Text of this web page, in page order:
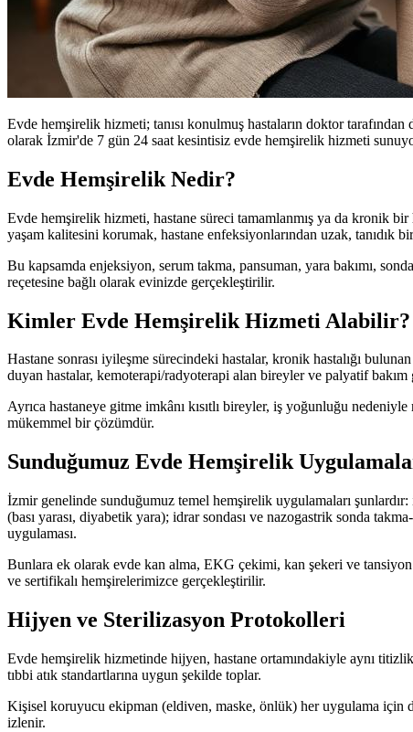
Evde hemşirelik hizmeti; tanısı konulmuş hastaların doktor
olarak İzmir'de 7 gün 24 saat kesintisiz evde hemşirelik hizmeti
Evde Hemşirelik Nedir?
Evde hemşirelik hizmeti, hastane süreci tamamlanmış ya da kronik bir
yaşam kalitesini korumak, hastane enfeksiyonlarından uzak, tanıdık
Bu kapsamda enjeksiyon, serum takma, pansuman, yara bakımı,
reçetesine bağlı olarak evinizde gerçekleştirilir.
Kimler Evde Hemşirelik Hizmeti Alabilir?
Hastane sonrası iyileşme sürecindeki hastalar, kronik hastalığı
duyan hastalar, kemoterapi/radyoterapi alan bireyler ve palyatif
Ayrıca hastaneye gitme imkânı kısıtlı bireyler, iş yoğunluğu
mükemmel bir çözümdür.
Sunduğumuz Evde Hemşirelik
İzmir genelinde sunduğumuz temel hemşirelik uygulamaları
(bası yarası, diyabetik yara); idrar sondası ve nazogastrik sonda
uygulaması.
Bunlara ek olarak evde kan alma, EKG çekimi, kan şekeri ve
ve sertifikalı hemşirelerimizce gerçekleştirilir.
Hijyen ve Sterilizasyon Protokolleri
Evde hemşirelik hizmetinde hijyen, hastane ortamındakiyle aynı
tıbbi atık standartlarına uygun şekilde toplar.
Kişisel koruyucu ekipman (eldiven, maske, önlük) her uygulama için
izlenir.